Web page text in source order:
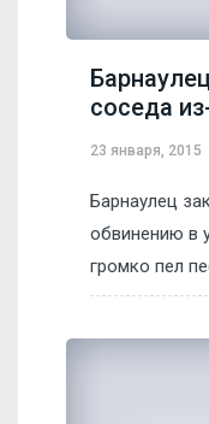
соседа
23 января, 2015
Барнаулец
обвинению в
громко пел